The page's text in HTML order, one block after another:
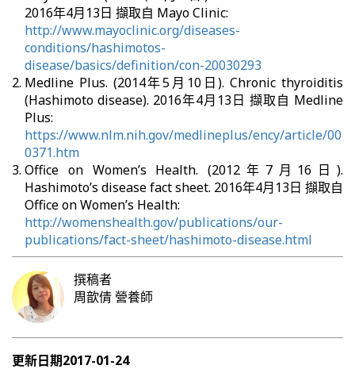
2016年4月13日 擷取自 Mayo Clinic:
http://www.mayoclinic.org/diseases-
conditions/hashimotos-
disease/basics/definition/con-20030293
Medline Plus. (2014年5月10日). Chronic thyroiditis
(Hashimoto disease). 2016年4月13日 擷取自 Medline
Plus:
https://www.nlm.nih.gov/medlineplus/ency/article/00
0371.htm
Office on Women’s Health. (2012年7月16日).
Hashimoto’s disease fact sheet. 2016年4月13日 擷取自
Office on Women’s Health:
http://womenshealth.gov/publications/our-
publications/fact-sheet/hashimoto-disease.html
撰稿者
周歆倩 營養師
更新日期2017-01-24